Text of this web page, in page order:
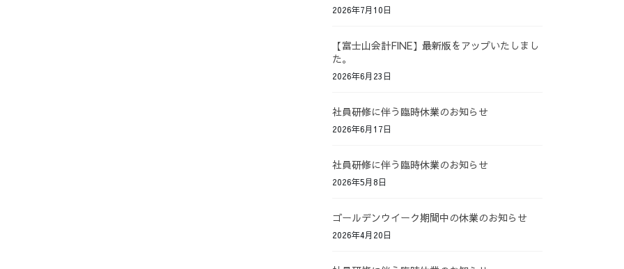
2026年7月10日
【富士山会計FINE】最新版をアップいたしまし
た。
2026年6月23日
社員研修に伴う臨時休業のお知らせ
2026年6月17日
社員研修に伴う臨時休業のお知らせ
2026年5月8日
ゴールデンウイーク期間中の休業のお知らせ
2026年4月20日